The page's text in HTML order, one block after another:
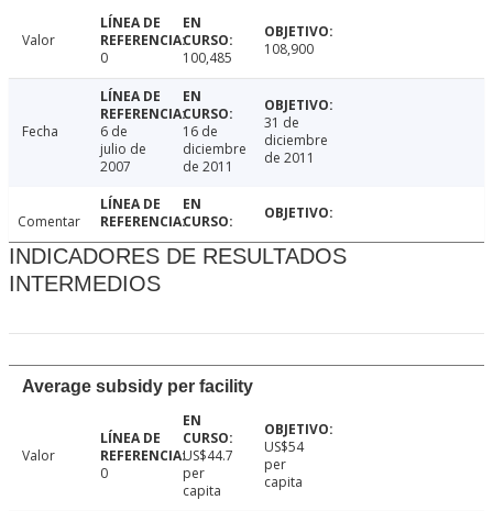
Valor
0
100,485 108,900
Fecha
6 de
julio de
2007
16 de
diciembre
de 2011
31 de
diciembre
de 2011
Comentar
INDICADORES DE RESULTADOS
INTERMEDIOS
Average subsidy per facility
Valor
0
US$44.7
per
capita
US$54
per
capita